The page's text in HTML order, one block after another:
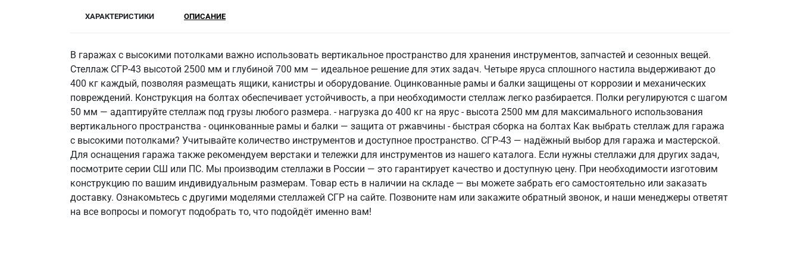
ХАРАКТЕРИСТИКИ ОПИСАНИЕ
В гаражах с высокими потолками важно использовать вертикальное пространство для хранения инструментов, запчастей и сезонных вещей.
Стеллаж СГР-43 высотой 2500 мм и глубиной 700 мм — идеальное решение для этих задач. Четыре яруса сплошного настила выдерживают до
400 кг каждый, позволяя размещать ящики, канистры и оборудование. Оцинкованные рамы и балки защищены от коррозии и механических
повреждений. Конструкция на болтах обеспечивает устойчивость, а при необходимости стеллаж легко разбирается. Полки регулируются с шагом
50 мм — адаптируйте стеллаж под грузы любого размера. - нагрузка до 400 кг на ярус - высота 2500 мм для максимального использования
вертикального пространства - оцинкованные рамы и балки — защита от ржавчины - быстрая сборка на болтах Как выбрать стеллаж для гаража
с высокими потолками? Учитывайте количество инструментов и доступное пространство. СГР-43 — надёжный выбор для гаража и мастерской.
Для оснащения гаража также рекомендуем верстаки и тележки для инструментов из нашего каталога. Если нужны стеллажи для других задач,
посмотрите серии СШ или ПС. Мы производим стеллажи в России — это гарантирует качество и доступную цену. При необходимости изготовим
конструкцию по вашим индивидуальным размерам. Товар есть в наличии на складе — вы можете забрать его самостоятельно или заказать
доставку. Ознакомьтесь с другими моделями стеллажей СГР на сайте. Позвоните нам или закажите обратный звонок, и наши менеджеры ответят
на все вопросы и помогут подобрать то, что подойдёт именно вам!